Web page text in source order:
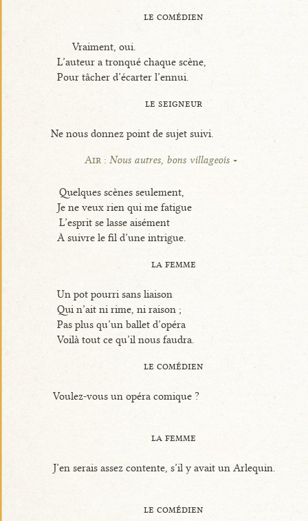
le comédien
Vraiment, oui.
L’auteur a tronqué chaque scène,
Pour tâcher d’écarter l’ennui.
le seigneur
Ne nous donnez point de sujet suivi.
Air : Nous autres, bons villageois
Quelques scènes seulement,
Je ne veux rien qui me fatigue
L’esprit se lasse aisément
À suivre le fil d’une intrigue.
la femme
Un pot pourri sans liaison
Qui n’ait ni rime, ni raison ;
Pas plus qu’un ballet d’opéra
Voilà tout ce qu’il nous faudra.
le comédien
Voulez-vous un opéra comique ?
la femme
J’en serais assez contente, s’il y avait un Arlequin.
le comédien